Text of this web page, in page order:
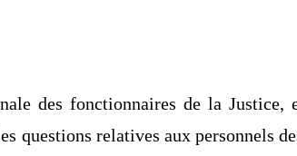
des fonctionnaires de la Justice,
questions relatives aux personnels